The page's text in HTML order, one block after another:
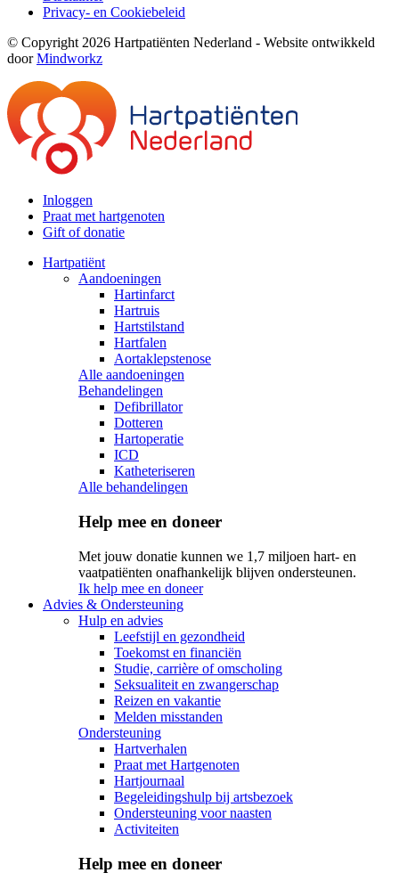
Privacy- en Cookiebeleid
© Copyright 2026 Hartpatiënten Nederland - Website ontwikkeld
doorMindworkz
Inloggen
Praat met hartgenoten
Gift of donatie
Hartpatiënt
Aandoeningen
Hartinfarct
Hartruis
Hartstilstand
Hartfalen
Aortaklepstenose
Alle aandoeningen
Behandelingen
Defibrillator
Dotteren
Hartoperatie
ICD
Katheteriseren
Alle behandelingen
Help mee en doneer
Met jouw donatie kunnen we 1,7 miljoen hart- en
vaatpatiënten onafhankelijk blijven ondersteunen.
Ik help mee en doneer
Advies & Ondersteuning
Hulp en advies
Leefstijl en gezondheid
Toekomst en financiën
Studie, carrière of omscholing
Seksualiteit en zwangerschap
Reizen en vakantie
Melden misstanden
Ondersteuning
Hartverhalen
Praat met Hartgenoten
Hartjournaal
Begeleidingshulp bij artsbezoek
Ondersteuning voor naasten
Activiteiten
Help mee en doneer